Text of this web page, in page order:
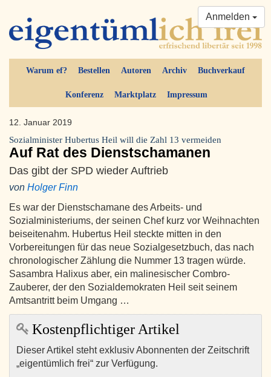
Warum ef? Bestellen Autoren Archiv Buchverkauf
Konferenz Marktplatz Impressum
Anmelden
12. Januar 2019
Sozialminister Hubertus Heil will die Zahl 13 vermeiden
Auf Rat des Dienstschamanen
Das gibt der SPD wieder Auftrieb
von Holger Finn
Es war der Dienstschamane des Arbeits- und
Sozialministeriums, der seinen Chef kurz vor Weihnachten
beiseitenahm. Hubertus Heil steckte mitten in den
Vorbereitungen für das neue Sozialgesetzbuch, das nach
chronologischer Zählung die Nummer 13 tragen würde.
Sasambra Halixus aber, ein malinesischer Combro-
Zauberer, der den Sozialdemokraten Heil seit seinem
Amtsantritt beim Umgang …
Kostenpflichtiger Artikel
Dieser Artikel steht exklusiv Abonnenten der Zeitschrift
„eigentümlich frei“ zur Verfügung.